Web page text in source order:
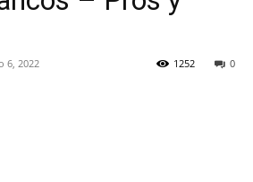
6, 2022 0
1252